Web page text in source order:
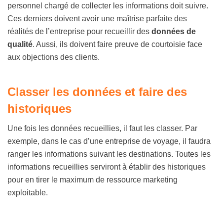
personnel chargé de collecter les informations doit suivre.
Ces derniers doivent avoir une maîtrise parfaite des
réalités de l’entreprise pour recueillir des données de
qualité. Aussi, ils doivent faire preuve de courtoisie face
aux objections des clients.
Classer les données et faire des
historiques
Une fois les données recueillies, il faut les classer. Par
exemple, dans le cas d’une entreprise de voyage, il faudra
ranger les informations suivant les destinations. Toutes les
informations recueillies serviront à établir des historiques
pour en tirer le maximum de ressource marketing
exploitable.